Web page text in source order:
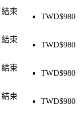
結束
TWD$980
結束
TWD$980
結束
TWD$980
結束
TWD$980